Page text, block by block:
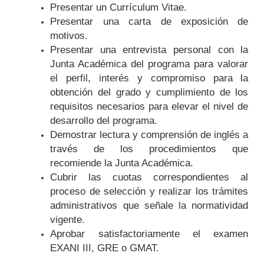
Presentar un Currículum Vitae.
Presentar una carta de exposición de
motivos.
Presentar una entrevista personal con la
Junta Académica del programa para valorar
el perfil, interés y compromiso para la
obtención del grado y cumplimiento de los
requisitos necesarios para elevar el nivel de
desarrollo del programa.
Demostrar lectura y comprensión de inglés a
través de los procedimientos que
recomiende la Junta Académica.
Cubrir las cuotas correspondientes al
proceso de selección y realizar los trámites
administrativos que señale la normatividad
vigente.
Aprobar satisfactoriamente el examen
EXANI III, GRE o GMAT.